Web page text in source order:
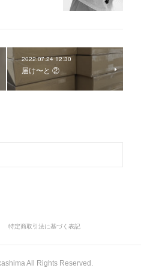
2022.07.24 12:30
届け〜と ②
特定商取引法に基づく表記
All Rights Reserved.